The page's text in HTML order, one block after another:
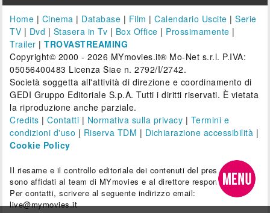
Home | Cinema | Database | Film |Calendario Uscite |Serie
TV | Dvd | Stasera in Tv | Box Office | Prossimamente |
Trailer |TROVASTREAMING
Copyright© 2000 - 2026 MYmovies.it® Mo-Net s.r.l. P.IVA:
05056400483 Licenza Siae n. 2792/I/2742.
Società soggetta all'attività di direzione e coordinamento di
GEDI Gruppo Editoriale S.p.A. Tutti i diritti riservati. È vietata
la riproduzione anche parziale.
Credits |Contatti | Normativa sulla privacy | Termini e
condizioni d'uso | Riserva TDM | Dichiarazione accessibilità |
Cookie Policy
Il riesame e il controllo editoriale dei contenuti del presente sito
sono affidati al team di MYmovies e al direttore responsabile.
Per contatti, scrivere al seguente indirizzo email:
live@mymovies.it